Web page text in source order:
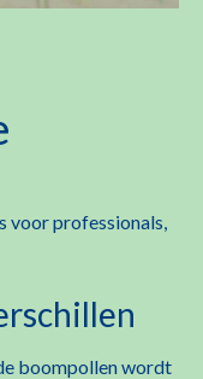
voor professionals,
boompollen wordt